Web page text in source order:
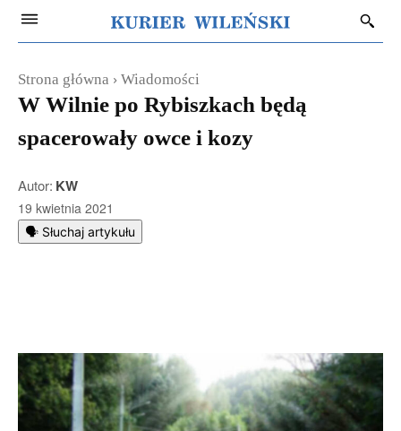
Strona główna Wiadomości
W Wilnie po Rybiszkach będą
spacerowały owce i kozy
Autor: KW
19 kwietnia 2021
🗣️ Słuchaj artykułu